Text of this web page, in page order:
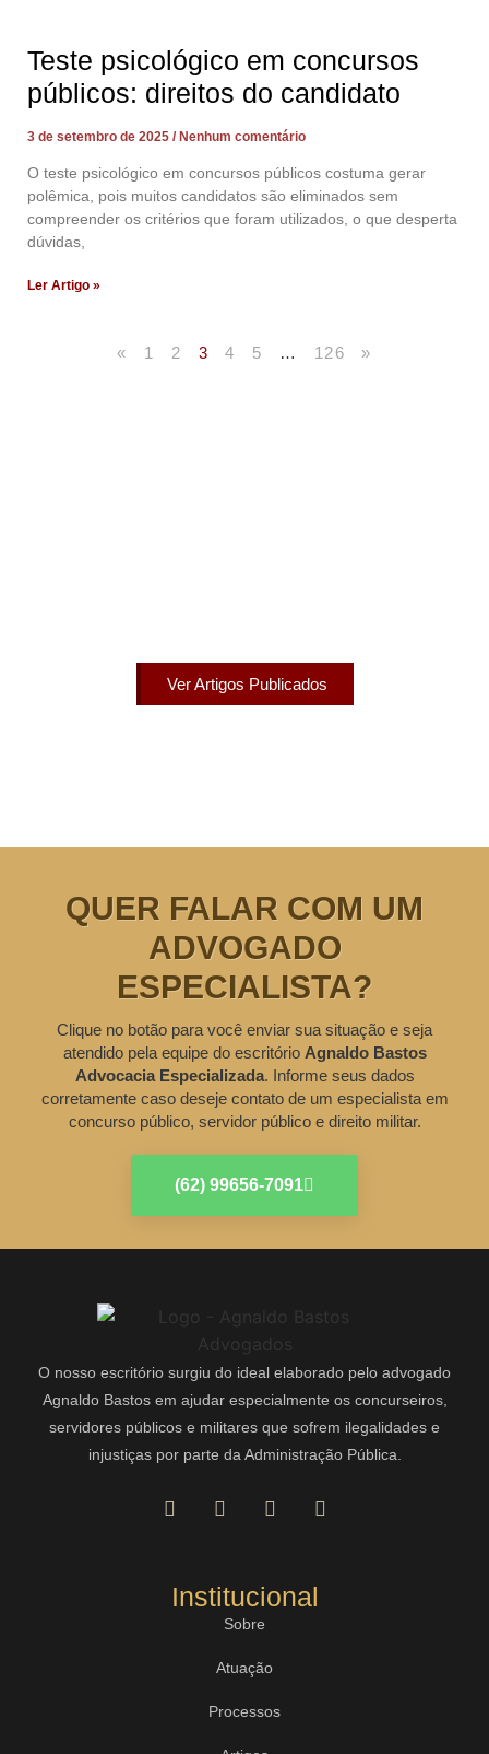
Teste psicológico em concursos
públicos: direitos do candidato
3 de setembro de 2025 Nenhum comentário
O teste psicológico em concursos públicos costuma gerar
polêmica, pois muitos candidatos são eliminados sem
compreender os critérios que foram utilizados, o que desperta
dúvidas,
Ler Artigo »
« 1 2 3 4 5 … 126 »
Ver Artigos Publicados
QUER FALAR COM UM
ADVOGADO
ESPECIALISTA?
Clique no botão para você enviar sua situação e seja
atendido pela equipe do escritório Agnaldo Bastos
Advocacia Especializada. Informe seus dados
corretamente caso deseje contato de um especialista em
concurso público, servidor público e direito militar.
(62) 99656-7091
O nosso escritório surgiu do ideal elaborado pelo advogado
Agnaldo Bastos em ajudar especialmente os concurseiros,
servidores públicos e militares que sofrem ilegalidades e
injustiças por parte da Administração Pública.
Institucional
Sobre
Atuação
Processos